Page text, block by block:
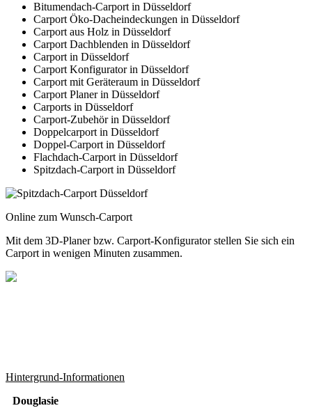
Bitumendach-Carport in Düsseldorf
Carport Öko-Dacheindeckungen in Düsseldorf
Carport aus Holz in Düsseldorf
Carport Dachblenden in Düsseldorf
Carport in Düsseldorf
Carport Konfigurator in Düsseldorf
Carport mit Geräteraum in Düsseldorf
Carport Planer in Düsseldorf
Carports in Düsseldorf
Carport-Zubehör in Düsseldorf
Doppelcarport in Düsseldorf
Doppel-Carport in Düsseldorf
Flachdach-Carport in Düsseldorf
Spitzdach-Carport in Düsseldorf
Online zum Wunsch-Carport
Mit dem 3D-Planerbzw. Carport-Konfiguratorstellen Sie sich ein
Carport in wenigen Minuten zusammen.
Hintergrund-Informationen
Douglasie